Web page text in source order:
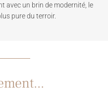
avec un brin de modernité, le
pure du terroir.